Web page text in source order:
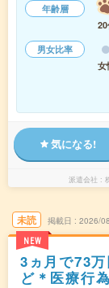
年齢層
男女比率
女
気になる!
派遣会社
未読
NEW
掲載日 2026/
3ヵ月で73
ど＊医療行